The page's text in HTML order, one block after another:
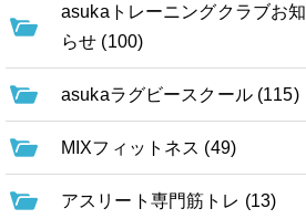
asukaトレーニングクラブお知
らせ (100)
asukaラグビースクール (115)
MIXフィットネス (49)
アスリート専門筋トレ (13)